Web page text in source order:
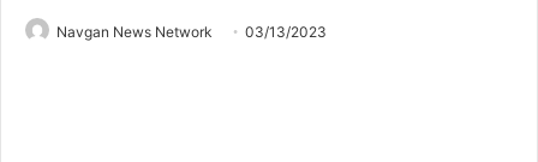
Navgan News Network 03/13/2023